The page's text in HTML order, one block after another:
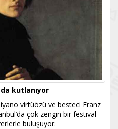
kutlanıyor
virtüözü ve besteci Franz
çok zengin bir festival
buluşuyor.